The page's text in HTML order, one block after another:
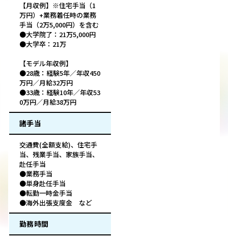
【月収例】※住宅手当（1
万円）+業務着任時の業務
手当（2万5,000円）を含む
●大学院了：21万5,000円
●大学卒：21万
【モデル年収例】
●28歳：経験5年／年収450
万円／月給32万円
●33歳：経験10年／年収53
0万円／月給38万円
諸手当
交通費(全額支給)、住宅手
当、残業手当、家族手当、
赴任手当
●業務手当
●単身赴任手当
●転勤一時金手当
●海外出張支度金 など
勤務時間